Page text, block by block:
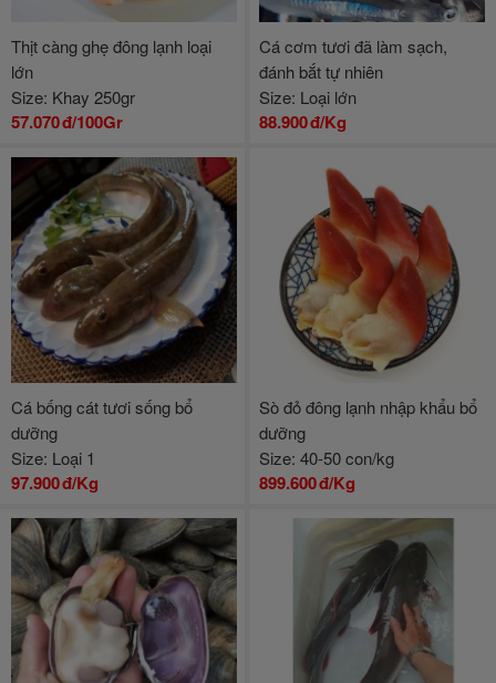
Thịt càng ghẹ đông lạnh loại
lớn
Size: Khay 250gr
57.070đ/100Gr
Cá cơm tươi đã làm sạch,
đánh bắt tự nhiên
Size: Loại lớn
88.900đ/Kg
Cá bống cát tươi sống bổ
dưỡng
Size: Loại 1
97.900đ/Kg
Sò đỏ đông lạnh nhập khẩu bổ
dưỡng
Size: 40-50 con/kg
899.600đ/Kg